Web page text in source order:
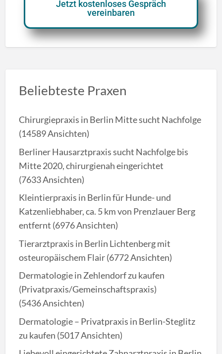
Jetzt kostenloses Gespräch
vereinbaren
Beliebteste Praxen
Chirurgiepraxis in Berlin Mitte sucht Nachfolge
(14589 Ansichten)
Berliner Hausarztpraxis sucht Nachfolge bis
Mitte 2020, chirurgienah eingerichtet
(7633 Ansichten)
Kleintierpraxis in Berlin für Hunde- und
Katzenliebhaber, ca. 5 km von Prenzlauer Berg
entfernt (6976 Ansichten)
Tierarztpraxis in Berlin Lichtenberg mit
osteuropäischem Flair(6772 Ansichten)
Dermatologie in Zehlendorf zu kaufen
(Privatpraxis/Gemeinschaftspraxis)
(5436 Ansichten)
Dermatologie – Privatpraxis in Berlin-Steglitz
zu kaufen (5017 Ansichten)